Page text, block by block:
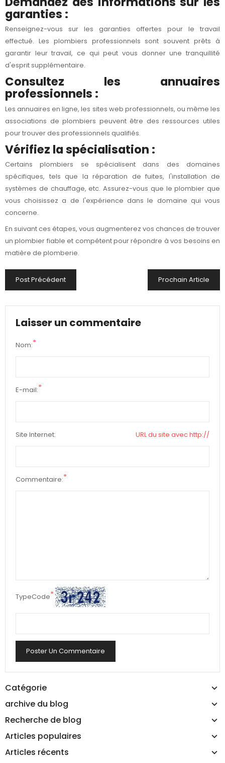
garanties :
Renseignez-vous sur les garanties offertes pour le travail
effectué. Les plombiers professionnels sont souvent prêts à
garantir leur travail, ce qui peut vous donner une tranquillité
d'esprit supplémentaire.
Consultez les annuaires
professionnels :
Les annuaires en ligne, les sites web professionnels, ou même les
associations de plombiers peuvent être des ressources utiles
pour trouver des professionnels qualifiés.
Vérifiez la spécialisation :
Certains plombiers se spécialisent dans des domaines
spécifiques, tels que la réparation de fuites, l'installation de
systèmes de chauffage, etc. Assurez-vous que le plombier que
vous choisissez a de l'expérience dans le domaine qui vous
concerne.
En suivant ces étapes, vous augmenterez vos chances de trouver
un plombier fiable et compétent pour répondre à vos besoins en
matière de plomberie.
Post Précédent Prochain Article
Laisser un commentaire
Nom:*
E-mail:*
Site Internet: URL du site avec http://
Commentaire:*
TypeCode*
Poster Un Commentaire
Catégorie
archive du blog
Recherche de blog
Articles populaires
Articles récents